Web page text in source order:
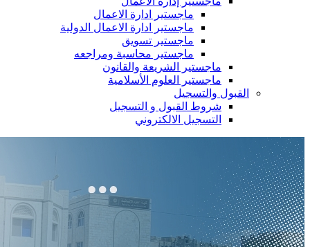
ماجستير ادارة الاعمال
ماجستير ادارة الاعمال الدولية
ماجستير تسويق
ماجستير محاسبة ومراجعه
ماجستير الشريعة والقانون
ماجستير العلوم الأسلامية
القبول والتسجيل
شروط القبول و التسجيل
التسجيل الالكتروني